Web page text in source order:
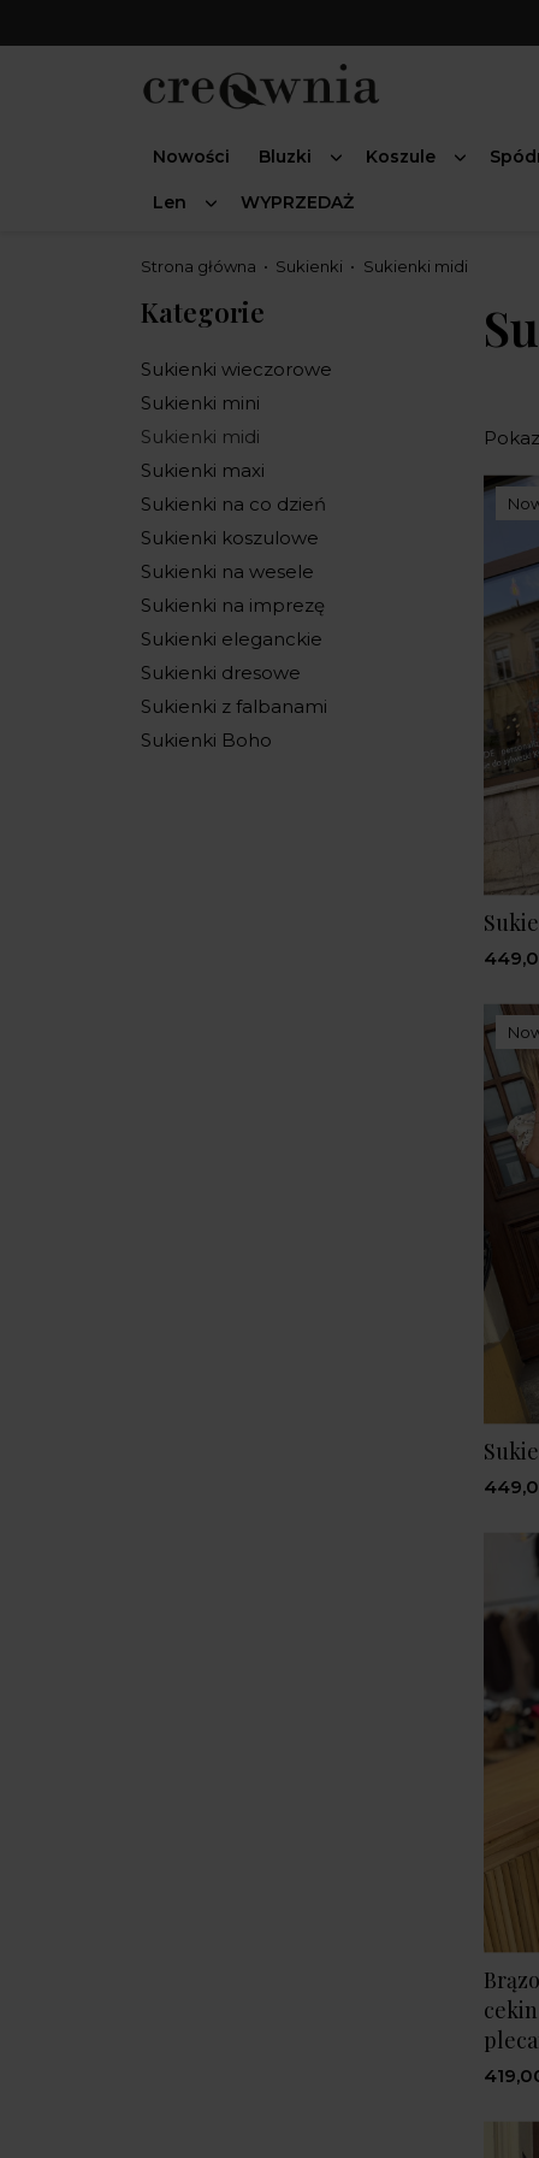
Nowości Bluzki Koszule
Len WYPRZEDAŻ
Strona główna Sukienki Sukienki midi
Kategorie
Sukienki wieczorowe
Sukienki mini
Sukienki midi
Sukienki maxi
Sukienki na co dzień
Sukienki koszulowe
Sukienki na wesele
Sukienki na imprezę
Sukienki eleganckie
Sukienki dresowe
Sukienki z falbanami
Sukienki Boho